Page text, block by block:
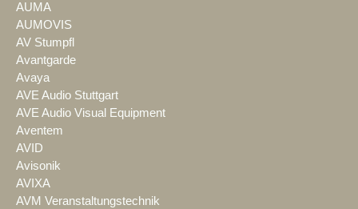
AUMA
AUMOVIS
AV Stumpfl
Avantgarde
Avaya
AVE Audio Stuttgart
AVE Audio Visual Equipment
Aventem
AVID
Avisonik
AVIXA
AVM Veranstaltungstechnik